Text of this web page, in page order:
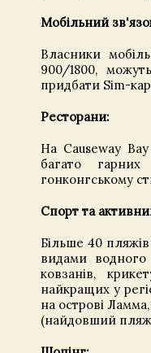
Мобільний
Власники
900/1800,
придбати Sim-
Ресторани:
На Causeway
багато гарних
гонконгському
Спорт та
Більше 40
видами
ковзанів,
найкращих у
на острові
(найдовший